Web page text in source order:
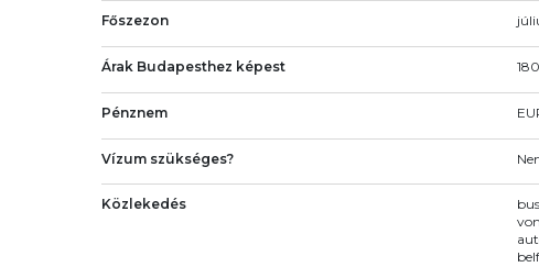
Főszezon
Árak Budapesthez képest
Pénznem
Vízum szükséges?
Közlekedés